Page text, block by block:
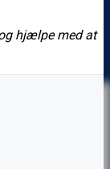
hjælpe med at